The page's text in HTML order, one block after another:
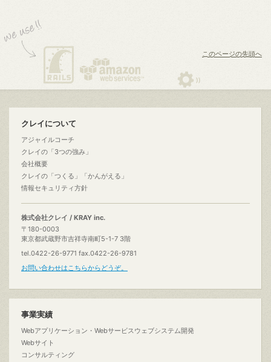
このページの先頭へ
クレイについて
アジャイルコーチ
クレイの「3つの強み」
会社概要
クレイの「つくる」「かんがえる」
情報セキュリティ方針
株式会社クレイ / KRAY inc.
〒180-0003
東京都武蔵野市吉祥寺南町5-1-7 3階
tel.0422-26-9771 fax.0422-26-9781
お問い合わせはこちらからどうぞ。
事業実績
Webアプリケーション・Webサービスウェブシステム開発
Webサイト
コンサルティング